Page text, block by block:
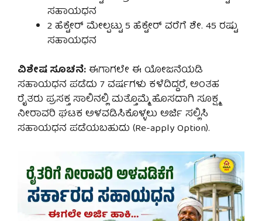
ಸಹಾಯಧನ
2 ಹೆಕ್ಟೇರ್ ಮೇಲ್ಪಟ್ಟು 5 ಹೆಕ್ಟೇರ್ ವರೆಗೆ ಶೇ. 45 ರಷ್ಟು
ಸಹಾಯಧನ
ವಿಶೇಷ ಸೂಚನೆ:ಈಗಾಗಲೇ ಈ ಯೋಜನೆಯಡಿ
ಸಹಾಯಧನ ಪಡೆದು 7 ವರ್ಷಗಳು ಕಳೆದಿದ್ದರೆ, ಅಂತಹ
ರೈತರು ಪ್ರಸಕ್ತ ಸಾಲಿನಲ್ಲಿ ಮತ್ತೊಮ್ಮೆ ಹೊಸದಾಗಿ ಸೂಕ್ಷ್ಮ
ನೀರಾವರಿ ಘಟಕ ಅಳವಡಿಸಿಕೊಳ್ಳಲು ಅರ್ಜಿ ಸಲ್ಲಿಸಿ
ಸಹಾಯಧನ ಪಡೆಯಬಹುದು (Re-apply Option).